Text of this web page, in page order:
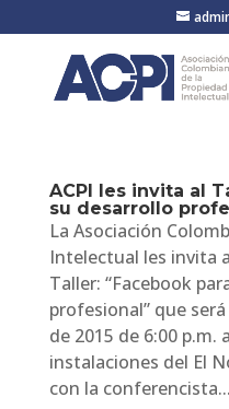
ACPI les invita al
su desarrollo
La Asociación
Intelectual les invita
Taller: “Facebook
profesional” que
de 2015 de 6:00 p.m.
instalaciones del El
con la conferencista...